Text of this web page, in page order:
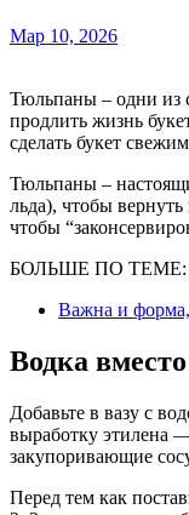
Мар 10, 2026
Тюльпаны – одни из самых капризных весенних цветов. Они не останавливают свой рост даже в вазе. Чтобы
продлить жизнь
сделать букет
Тюльпаны –
льда), чтобы
чтобы
БОЛЬШЕ ПО ТЕМЕ:
Важна и форма,
Водка
Добавьте в вазу с
выработку этилена
закупоривающие
Перед тем как